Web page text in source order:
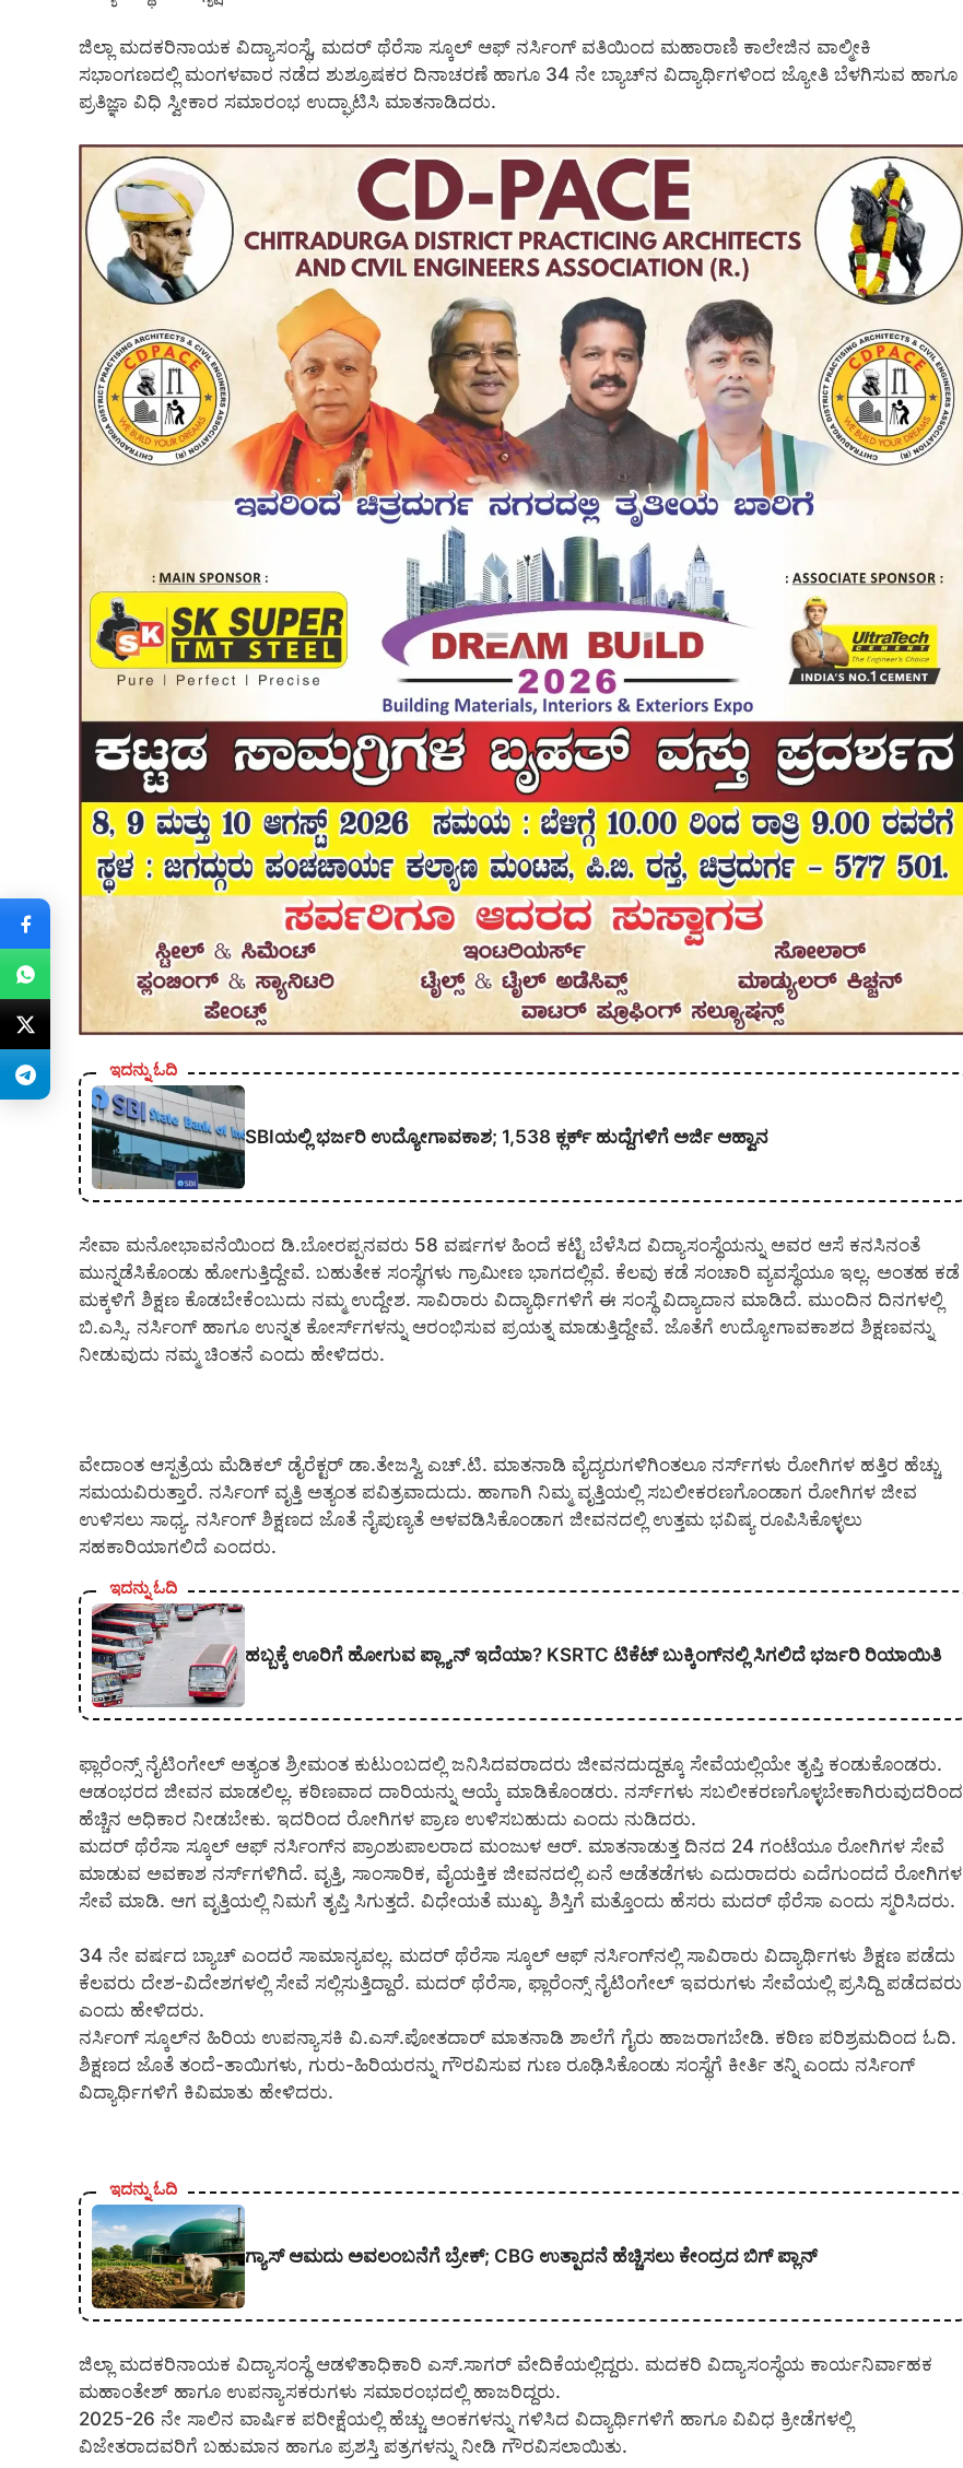
ಜಿಲ್ಲಾ ಮದಕರಿನಾಯಕ ವಿದ್ಯಾಸಂಸ್ಥೆ, ಮದರ್ ಥೆರೆಸಾ ಸ್ಕೂಲ್ ಆಫ್ ನರ್ಸಿಂಗ್ ವತಿಯಿಂದ ಮಹಾರಾಣಿ ಕಾಲೇಜಿನ ವಾಲ್ಮೀಕಿ
ಸಭಾಂಗಣದಲ್ಲಿ ಮಂಗಳವಾರ ನಡೆದ ಶುಶ್ರೂಷಕರ ದಿನಾಚರಣೆ ಹಾಗೂ 34 ನೇ ಬ್ಯಾಚ್‍ನ ವಿದ್ಯಾರ್ಥಿಗಳಿಂದ ಜ್ಯೋತಿ ಬೆಳಗಿಸುವ ಹಾಗೂ
ಪ್ರತಿಜ್ಞಾ ವಿಧಿ ಸ್ವೀಕಾರ ಸಮಾರಂಭ ಉದ್ಘಾಟಿಸಿ ಮಾತನಾಡಿದರು.
ಇದನ್ನು ಓದಿ
SBIಯಲ್ಲಿ ಭರ್ಜರಿ ಉದ್ಯೋಗಾವಕಾಶ; 1,538 ಕ್ಲರ್ಕ್ ಹುದ್ದೆಗಳಿಗೆ ಅರ್ಜಿ ಆಹ್ವಾನ
ಸೇವಾ ಮನೋಭಾವನೆಯಿಂದ ಡಿ.ಬೋರಪ್ಪನವರು 58 ವರ್ಷಗಳ ಹಿಂದೆ ಕಟ್ಟಿ ಬೆಳೆಸಿದ ವಿದ್ಯಾಸಂಸ್ಥೆಯನ್ನು ಅವರ ಆಸೆ ಕನಸಿನಂತೆ
ಮುನ್ನಡೆಸಿಕೊಂಡು ಹೋಗುತ್ತಿದ್ದೇವೆ. ಬಹುತೇಕ ಸಂಸ್ಥೆಗಳು ಗ್ರಾಮೀಣ ಭಾಗದಲ್ಲಿವೆ. ಕೆಲವು ಕಡೆ ಸಂಚಾರಿ ವ್ಯವಸ್ಥೆಯೂ ಇಲ್ಲ. ಅಂತಹ ಕಡೆ
ಮಕ್ಕಳಿಗೆ ಶಿಕ್ಷಣ ಕೊಡಬೇಕೆಂಬುದು ನಮ್ಮ ಉದ್ದೇಶ. ಸಾವಿರಾರು ವಿದ್ಯಾರ್ಥಿಗಳಿಗೆ ಈ ಸಂಸ್ಥೆ ವಿದ್ಯಾದಾನ ಮಾಡಿದೆ. ಮುಂದಿನ ದಿನಗಳಲ್ಲಿ
ಬಿ.ಎಸ್ಸಿ. ನರ್ಸಿಂಗ್ ಹಾಗೂ ಉನ್ನತ ಕೋರ್ಸ್‍ಗಳನ್ನು ಆರಂಭಿಸುವ ಪ್ರಯತ್ನ ಮಾಡುತ್ತಿದ್ದೇವೆ. ಜೊತೆಗೆ ಉದ್ಯೋಗಾವಕಾಶದ ಶಿಕ್ಷಣವನ್ನು
ನೀಡುವುದು ನಮ್ಮ ಚಿಂತನೆ ಎಂದು ಹೇಳಿದರು.
ವೇದಾಂತ ಆಸ್ಪತ್ರೆಯ ಮೆಡಿಕಲ್ ಡೈರೆಕ್ಟರ್ ಡಾ.ತೇಜಸ್ವಿ ಎಚ್.ಟಿ. ಮಾತನಾಡಿ ವೈದ್ಯರುಗಳಿಗಿಂತಲೂ ನರ್ಸ್‍ಗಳು ರೋಗಿಗಳ ಹತ್ತಿರ ಹೆಚ್ಚು
ಸಮಯವಿರುತ್ತಾರೆ. ನರ್ಸಿಂಗ್ ವೃತ್ತಿ ಅತ್ಯಂತ ಪವಿತ್ರವಾದುದು. ಹಾಗಾಗಿ ನಿಮ್ಮ ವೃತ್ತಿಯಲ್ಲಿ ಸಬಲೀಕರಣಗೊಂಡಾಗ ರೋಗಿಗಳ ಜೀವ
ಉಳಿಸಲು ಸಾಧ್ಯ. ನರ್ಸಿಂಗ್ ಶಿಕ್ಷಣದ ಜೊತೆ ನೈಪುಣ್ಯತೆ ಅಳವಡಿಸಿಕೊಂಡಾಗ ಜೀವನದಲ್ಲಿ ಉತ್ತಮ ಭವಿಷ್ಯ ರೂಪಿಸಿಕೊಳ್ಳಲು
ಸಹಕಾರಿಯಾಗಲಿದೆ ಎಂದರು.
ಇದನ್ನು ಓದಿ
ಹಬ್ಬಕ್ಕೆ ಊರಿಗೆ ಹೋಗುವ ಪ್ಲ್ಯಾನ್ ಇದೆಯಾ? KSRTC ಟಿಕೆಟ್ ಬುಕ್ಕಿಂಗ್‌ನಲ್ಲಿ ಸಿಗಲಿದೆ ಭರ್ಜರಿ ರಿಯಾಯಿತಿ
ಫ್ಲಾರೆಂನ್ಸ್ ನೈಟಿಂಗೇಲ್ ಅತ್ಯಂತ ಶ್ರೀಮಂತ ಕುಟುಂಬದಲ್ಲಿ ಜನಿಸಿದವರಾದರು ಜೀವನದುದ್ದಕ್ಕೂ ಸೇವೆಯಲ್ಲಿಯೇ ತೃಪ್ತಿ ಕಂಡುಕೊಂಡರು.
ಆಡಂಭರದ ಜೀವನ ಮಾಡಲಿಲ್ಲ. ಕಠಿಣವಾದ ದಾರಿಯನ್ನು ಆಯ್ಕೆ ಮಾಡಿಕೊಂಡರು. ನರ್ಸ್‍ಗಳು ಸಬಲೀಕರಣಗೊಳ್ಳಬೇಕಾಗಿರುವುದರಿಂದ
ಹೆಚ್ಚಿನ ಅಧಿಕಾರ ನೀಡಬೇಕು. ಇದರಿಂದ ರೋಗಿಗಳ ಪ್ರಾಣ ಉಳಿಸಬಹುದು ಎಂದು ನುಡಿದರು.
ಮದರ್ ಥೆರೆಸಾ ಸ್ಕೂಲ್ ಆಫ್ ನರ್ಸಿಂಗ್‍ನ ಪ್ರಾಂಶುಪಾಲರಾದ ಮಂಜುಳ ಆರ್. ಮಾತನಾಡುತ್ತ ದಿನದ 24 ಗಂಟೆಯೂ ರೋಗಿಗಳ ಸೇವೆ
ಮಾಡುವ ಅವಕಾಶ ನರ್ಸ್‍ಗಳಿಗಿದೆ. ವೃತ್ತಿ, ಸಾಂಸಾರಿಕ, ವೈಯಕ್ತಿಕ ಜೀವನದಲ್ಲಿ ಏನೆ ಅಡೆತಡೆಗಳು ಎದುರಾದರು ಎದೆಗುಂದದೆ ರೋಗಿಗಳ
ಸೇವೆ ಮಾಡಿ. ಆಗ ವೃತ್ತಿಯಲ್ಲಿ ನಿಮಗೆ ತೃಪ್ತಿ ಸಿಗುತ್ತದೆ. ವಿಧೇಯತೆ ಮುಖ್ಯ. ಶಿಸ್ತಿಗೆ ಮತ್ತೊಂದು ಹೆಸರು ಮದರ್ ಥೆರೆಸಾ ಎಂದು ಸ್ಮರಿಸಿದರು.
34 ನೇ ವರ್ಷದ ಬ್ಯಾಚ್ ಎಂದರೆ ಸಾಮಾನ್ಯವಲ್ಲ. ಮದರ್ ಥೆರೆಸಾ ಸ್ಕೂಲ್ ಆಫ್ ನರ್ಸಿಂಗ್‍ನಲ್ಲಿ ಸಾವಿರಾರು ವಿದ್ಯಾರ್ಥಿಗಳು ಶಿಕ್ಷಣ ಪಡೆದು
ಕೆಲವರು ದೇಶ-ವಿದೇಶಗಳಲ್ಲಿ ಸೇವೆ ಸಲ್ಲಿಸುತ್ತಿದ್ದಾರೆ. ಮದರ್ ಥೆರೆಸಾ, ಫ್ಲಾರೆಂನ್ಸ್ ನೈಟಿಂಗೇಲ್ ಇವರುಗಳು ಸೇವೆಯಲ್ಲಿ ಪ್ರಸಿದ್ದಿ ಪಡೆದವರು
ಎಂದು ಹೇಳಿದರು.
ನರ್ಸಿಂಗ್ ಸ್ಕೂಲ್‍ನ ಹಿರಿಯ ಉಪನ್ಯಾಸಕಿ ವಿ.ಎಸ್.ಪೋತದಾರ್ ಮಾತನಾಡಿ ಶಾಲೆಗೆ ಗೈರು ಹಾಜರಾಗಬೇಡಿ. ಕಠಿಣ ಪರಿಶ್ರಮದಿಂದ ಓದಿ.
ಶಿಕ್ಷಣದ ಜೊತೆ ತಂದೆ-ತಾಯಿಗಳು, ಗುರು-ಹಿರಿಯರನ್ನು ಗೌರವಿಸುವ ಗುಣ ರೂಢಿಸಿಕೊಂಡು ಸಂಸ್ಥೆಗೆ ಕೀರ್ತಿ ತನ್ನಿ ಎಂದು ನರ್ಸಿಂಗ್
ವಿದ್ಯಾರ್ಥಿಗಳಿಗೆ ಕಿವಿಮಾತು ಹೇಳಿದರು.
ಇದನ್ನು ಓದಿ
ಗ್ಯಾಸ್ ಆಮದು ಅವಲಂಬನೆಗೆ ಬ್ರೇಕ್; CBG ಉತ್ಪಾದನೆ ಹೆಚ್ಚಿಸಲು ಕೇಂದ್ರದ ಬಿಗ್ ಪ್ಲಾನ್
ಜಿಲ್ಲಾ ಮದಕರಿನಾಯಕ ವಿದ್ಯಾಸಂಸ್ಥೆ ಆಡಳಿತಾಧಿಕಾರಿ ಎಸ್.ಸಾಗರ್ ವೇದಿಕೆಯಲ್ಲಿದ್ದರು. ಮದಕರಿ ವಿದ್ಯಾಸಂಸ್ಥೆಯ ಕಾರ್ಯನಿರ್ವಾಹಕ
ಮಹಾಂತೇಶ್ ಹಾಗೂ ಉಪನ್ಯಾಸಕರುಗಳು ಸಮಾರಂಭದಲ್ಲಿ ಹಾಜರಿದ್ದರು.
2025-26 ನೇ ಸಾಲಿನ ವಾರ್ಷಿಕ ಪರೀಕ್ಷೆಯಲ್ಲಿ ಹೆಚ್ಚು ಅಂಕಗಳನ್ನು ಗಳಿಸಿದ ವಿದ್ಯಾರ್ಥಿಗಳಿಗೆ ಹಾಗೂ ವಿವಿಧ ಕ್ರೀಡೆಗಳಲ್ಲಿ
ವಿಜೇತರಾದವರಿಗೆ ಬಹುಮಾನ ಹಾಗೂ ಪ್ರಶಸ್ತಿ ಪತ್ರಗಳನ್ನು ನೀಡಿ ಗೌರವಿಸಲಾಯಿತು.